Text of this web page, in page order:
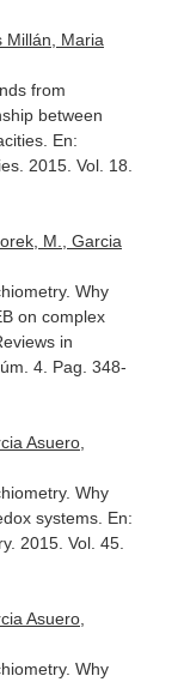
Millán, Maria
from
between
En:
. 2015. Vol. 18.
M., Garcia
Why
on complex
in
4. Pag. 348-
Asuero,
Why
systems. En:
. 2015. Vol. 45.
Asuero,
Why